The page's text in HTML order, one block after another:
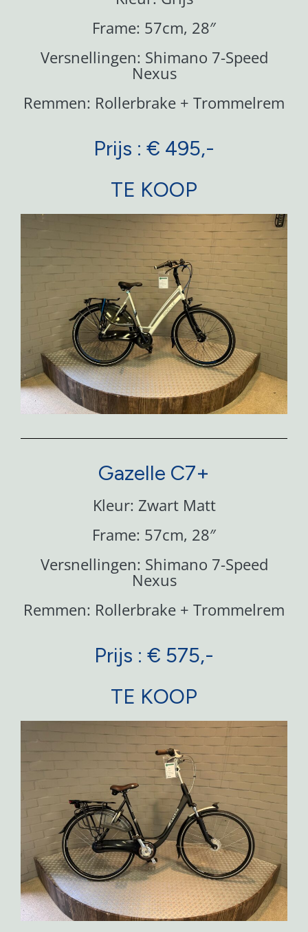
Frame: 57cm, 28″
Versnellingen: Shimano 7-Speed
Nexus
Remmen: Rollerbrake + Trommelrem
Prijs : € 495,-
TE KOOP
Gazelle C7+
Kleur: Zwart Matt
Frame: 57cm, 28″
Versnellingen: Shimano 7-Speed
Nexus
Remmen: Rollerbrake + Trommelrem
Prijs : € 575,-
TE KOOP